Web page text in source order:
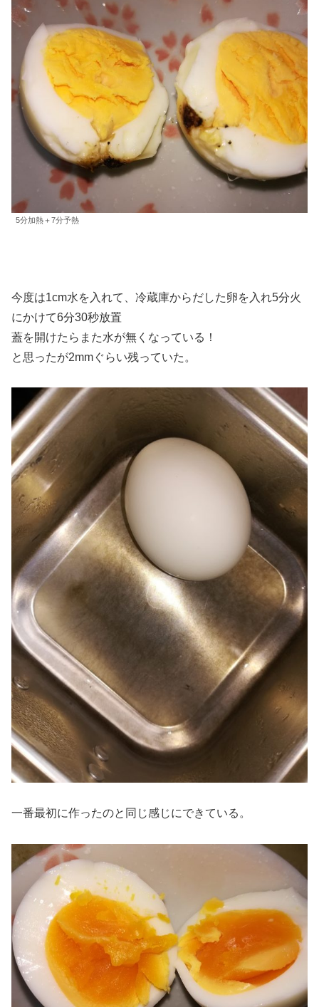
5分加熱＋7分予熱
今度は1cm水を入れて、冷蔵庫からだした卵を入れ5分火
にかけて6分30秒放置
蓋を開けたらまた水が無くなっている！
と思ったが2mmぐらい残っていた。
一番最初に作ったのと同じ感じにできている。